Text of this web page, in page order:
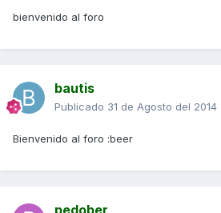
bienvenido al foro
bautis
Publicado 31 de Agosto del 2014
Bienvenido al foro :beer